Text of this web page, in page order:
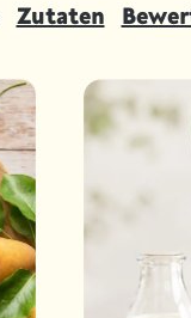
Zutaten